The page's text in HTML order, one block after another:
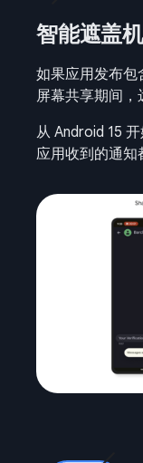
智能遮盖
如果应用发布包
屏幕共享期间，
从 Android 15
应用收到的通知